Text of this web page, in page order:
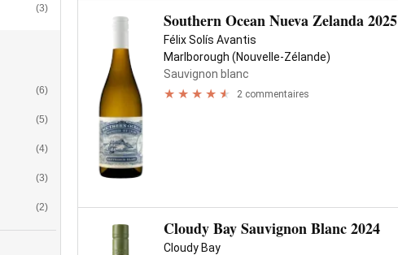
(3)
(6)
(5)
(4)
(3)
(2)
Southern Ocean Nueva Zelanda 2025
Félix Solís Avantis
Marlborough (Nouvelle-Zélande)
Sauvignon blanc
2 commentaires
Cloudy Bay Sauvignon Blanc 2024
Cloudy Bay